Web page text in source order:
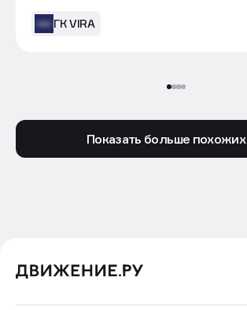
ГК VIRA
Показать больше похожих